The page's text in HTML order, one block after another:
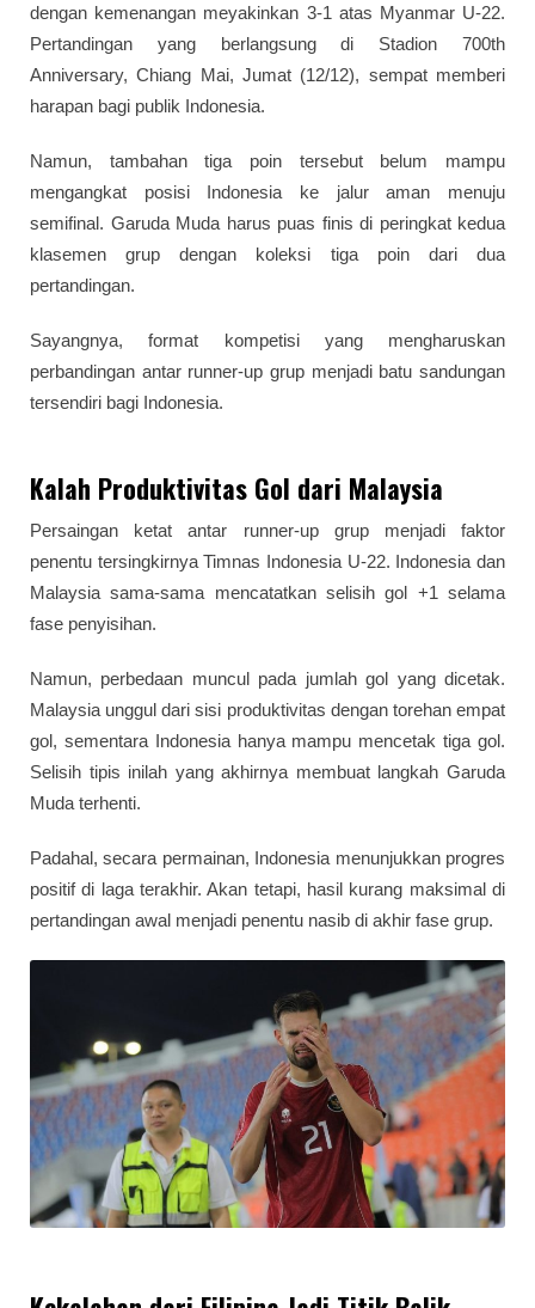
dengan kemenangan meyakinkan 3-1 atas Myanmar U-22.
Pertandingan yang berlangsung di Stadion 700th
Anniversary, Chiang Mai, Jumat (12/12), sempat memberi
harapan bagi publik Indonesia.
Namun, tambahan tiga poin tersebut belum mampu
mengangkat posisi Indonesia ke jalur aman menuju
semifinal. Garuda Muda harus puas finis di peringkat kedua
klasemen grup dengan koleksi tiga poin dari dua
pertandingan.
Sayangnya, format kompetisi yang mengharuskan
perbandingan antar runner-up grup menjadi batu sandungan
tersendiri bagi Indonesia.
Kalah Produktivitas Gol dari Malaysia
Persaingan ketat antar runner-up grup menjadi faktor
penentu tersingkirnya Timnas Indonesia U-22. Indonesia dan
Malaysia sama-sama mencatatkan selisih gol +1 selama
fase penyisihan.
Namun, perbedaan muncul pada jumlah gol yang dicetak.
Malaysia unggul dari sisi produktivitas dengan torehan empat
gol, sementara Indonesia hanya mampu mencetak tiga gol.
Selisih tipis inilah yang akhirnya membuat langkah Garuda
Muda terhenti.
Padahal, secara permainan, Indonesia menunjukkan progres
positif di laga terakhir. Akan tetapi, hasil kurang maksimal di
pertandingan awal menjadi penentu nasib di akhir fase grup.